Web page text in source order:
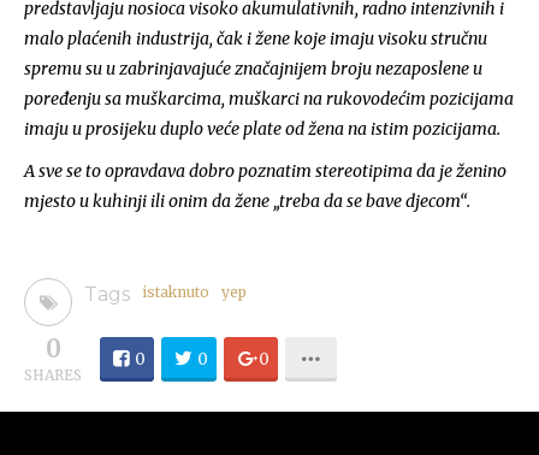
predstavljaju nosioca visoko akumulativnih, radno intenzivnih i
malo plaćenih industrija, čak i žene koje imaju visoku stručnu
spremu su u zabrinjavajuće značajnijem broju nezaposlene u
poređenju sa muškarcima, muškarci na rukovodećim pozicijama
imaju u prosijeku duplo veće plate od žena na istim pozicijama.
A sve se to opravdava dobro poznatim stereotipima da je ženino
mjesto u kuhinji ili onim da žene „treba da se bave djecom“.
Tags istaknuto yep
0
SHARES
0 0 0